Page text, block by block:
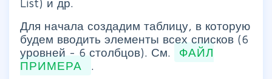
Для начала создадим таблицу, в которую
будем вводить элементы всех списков (6
уровней - 6 столбцов). См.
ФАЙЛ
ПРИМЕРА
.